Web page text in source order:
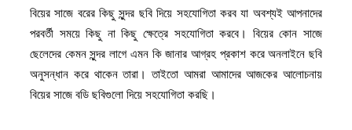
বিয়ের সাজে বরের কিছু সুন্দর ছবি দিয়ে সহযোগিতা করব যা অবশ্যই আপনাদের
পরবর্তী সময়ে কিছু না কিছু ক্ষেত্রে সহযোগিতা করবে। বিয়ের কোন সাজে
ছেলেদের কেমন সুন্দর লাগে এমন কি জানার আগ্রহ প্রকাশ করে অনলাইনে ছবি
অনুসন্ধান করে থাকেন তারা। তাইতো আমরা আমাদের আজকের আলোচনায়
বিয়ের সাজে বডি ছবিগুলো দিয়ে সহযোগিতা করছি।